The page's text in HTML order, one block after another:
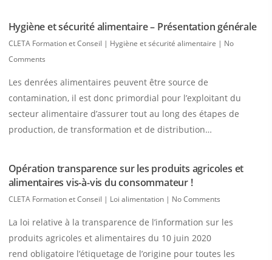
Hygiène et sécurité alimentaire – Présentation générale
CLETA Formation et Conseil | Hygiène et sécurité alimentaire | No
Comments
Les denrées alimentaires peuvent être source de
contamination, il est donc primordial pour l’exploitant du
secteur alimentaire d’assurer tout au long des étapes de
production, de transformation et de distribution…
Opération transparence sur les produits agricoles et
alimentaires vis-à-vis du consommateur !
CLETA Formation et Conseil | Loi alimentation | No Comments
La loi relative à la transparence de l’information sur les
produits agricoles et alimentaires du 10 juin 2020
rend obligatoire l’étiquetage de l’origine pour toutes les